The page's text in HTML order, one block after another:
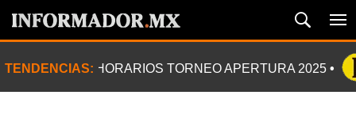
TENDENCIAS: HORARIOS TORNEO APERTURA 2025